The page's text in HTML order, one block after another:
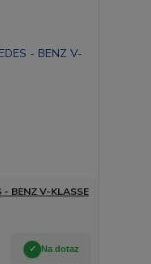
- BENZ V-KLASSE
Na dotaz